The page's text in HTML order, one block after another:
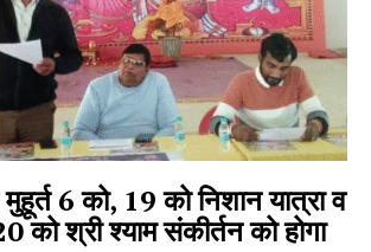
SUBSCRIBE NOW
मुहूर्त 6 को, 19 को निशान यात्रा व
को श्री श्याम संकीर्तन को होगा